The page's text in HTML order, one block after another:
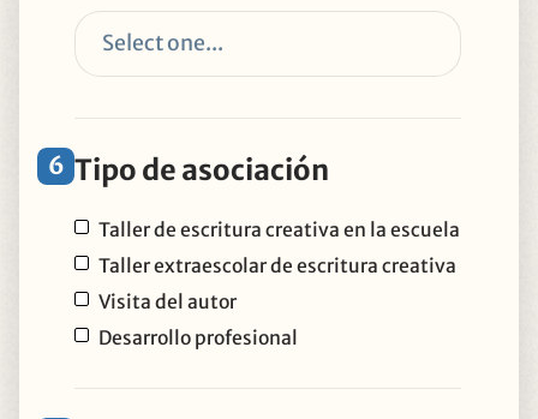
6 Tipo de asociación
Taller de escritura creativa en la escuela
Taller extraescolar de escritura creativa
Visita del autor
Desarrollo profesional